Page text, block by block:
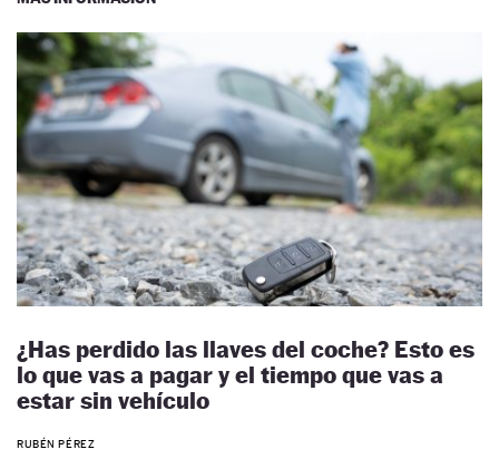
¿Has perdido las llaves del coche? Esto es
lo que vas a pagar y el tiempo que vas a
estar sin vehículo
RUBÉN PÉREZ